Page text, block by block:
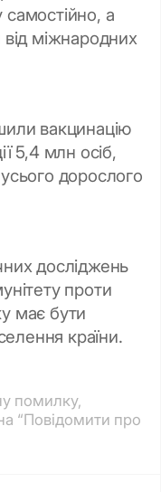
а
від міжнародних
вакцинацію
5,4 млн осіб,
дорослого
досліджень
проти
має бути
країни.
помилку,
“Повідомити про